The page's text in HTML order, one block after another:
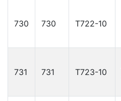
730 730 Т722-10
731 731 Т723-10